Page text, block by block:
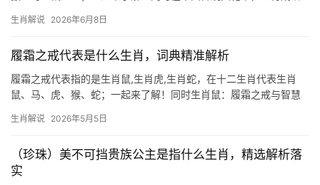
语背后的生肖隐喻,并深入剖析三个相关生肖的运势起伏与破解之
生肖解说 2026年6月8日
履霜之戒代表是什么生肖，词典精准解析
履霜之戒代表指的是生肖鼠,生肖虎,生肖蛇，在十二生肖代表生肖
鼠、马、虎、猴、蛇；一起来了解！同时生肖鼠：履霜之戒与智慧
二生肖中最为警觉的象征，鼠年出生之人天生具备敏锐洞察力，能
生肖解说 2026年5月5日
（珍珠）美不可挡贵族公主是指什么生肖，精选解析落
实